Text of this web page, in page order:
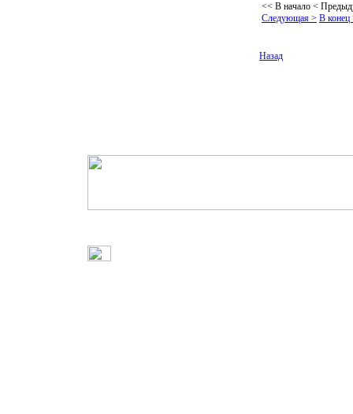
<< В начало <
Следующая > В конец
Назад